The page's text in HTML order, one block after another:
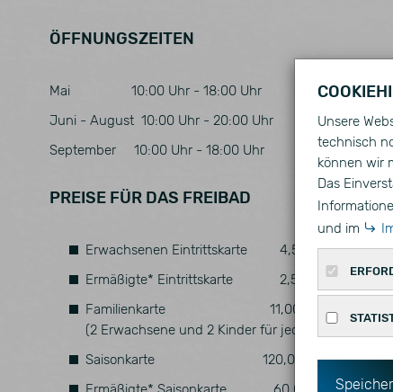
ÖFFNUNGSZEITEN
Mai 10:00 Uhr - 18:00 Uhr
Juni - August 10:00 Uhr - 20:00 Uhr
September 10:00 Uhr - 18:00 Uhr
PREISE FÜR DAS FREIBAD
Erwachsenen Eintrittskarte 4,50 €
Ermäßigte* Eintrittskarte 2,50 €
Familienkarte 11,00 €
(2 Erwachsene und 2 Kinder für jedes weitere
Saisonkarte 120,00 €
Unsere
technisch
können wir
Das
und im
Diese
uns zu